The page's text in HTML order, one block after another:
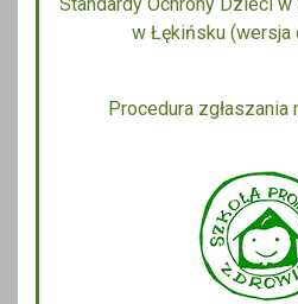
w Łękińsku (wersja
Procedura zgłaszania